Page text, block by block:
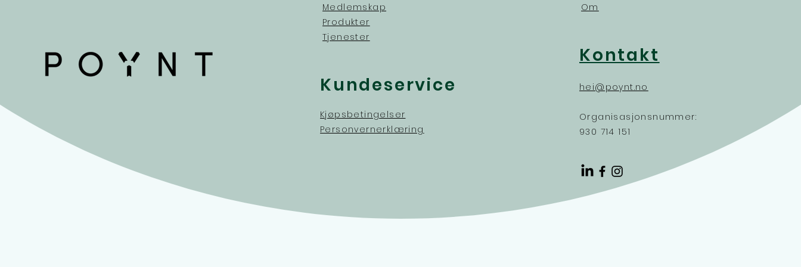
Medlemskap
Produkter
Tjenester
Kundeservice
Kjøpsbetingelser
Personvernerklæring
Om
Kontakt
hei@poynt.no
Organisasjonsnummer:
930 714 151